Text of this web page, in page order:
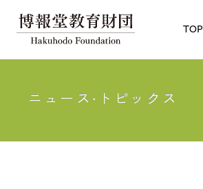
TOP
ニュース·トピックス